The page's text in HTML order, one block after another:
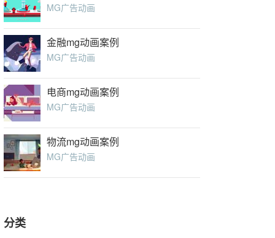
MG广告动画
金融mg动画案例
MG广告动画
电商mg动画案例
MG广告动画
物流mg动画案例
MG广告动画
分类